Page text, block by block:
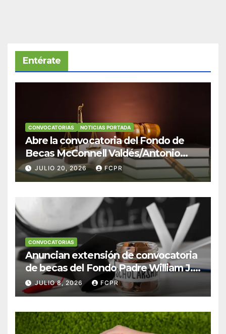
Entérate
CONVOCATORIAS NOTICIAS PORTADA
Abre la convocatoria del Fondo de
Becas McConnell Valdés/Antonio
Escudero Viera para estudiantes de
Derecho en Puerto Rico
JULIO 20, 2026 FCPR
CONVOCATORIAS
Anuncian extensión de convocatoria
de becas del Fondo Padre William J.
Hendricks, SJ para estudiantes del
Colegio San Ignacio
JULIO 8, 2026 FCPR